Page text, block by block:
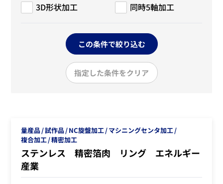
3D形状加工
同時5軸加工
この条件で絞り込む
指定した条件をクリア
量産品 試作品 NC旋盤加工 マシニングセンタ加工
複合加工 精密加工
ステンレス 精密箔肉 リング エネルギー
産業